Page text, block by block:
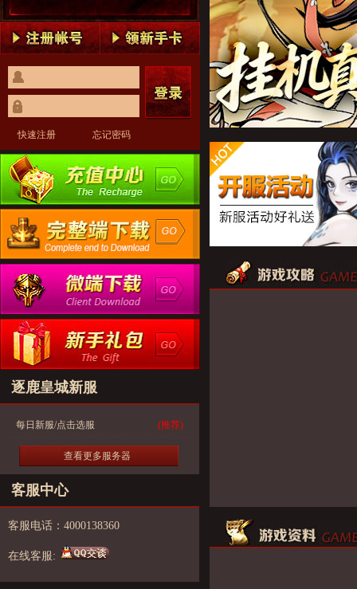
快速注册 忘记密码
逐鹿皇城新服
每日新服/点击选服 (推荐)
查看更多服务器
客服中心
客服电话：4000138360
在线客服: